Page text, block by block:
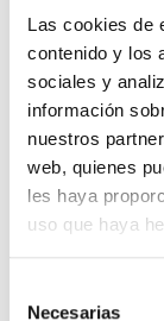
Las cookies de
contenido y los
sociales y
información
nuestros
web, quienes
les haya
uso que haya
Necesarias
des incitations
entreprises
d’efficacité
amortir plus
Une
coût-